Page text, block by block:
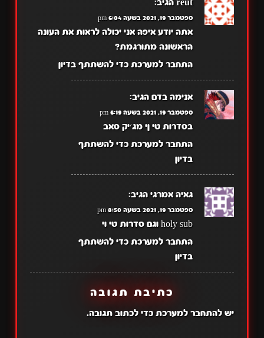
reut הגיב:
ספטמבר 19, 2021 בשעה 6:04 pm
אתה יודע איפה אני יכולה לראות את העונה
הראשונה מתורגמת?
התחבר למערכת כדי להשתתף בדיון
אנימה בדם הגיב:
ספטמבר 19, 2021 בשעה 6:19 pm
בסדרות טי ןי מג׳יק סאב
התחבר למערכת כדי להשתתף
בדיון
גאיה אמרגי הגיב:
ספטמבר 19, 2021 בשעה 8:50 pm
holy sub וגם סדרות טי וי
התחבר למערכת כדי להשתתף
בדיון
כתיבת תגובה
יש להתחבר למערכתכדי לכתוב תגובה.